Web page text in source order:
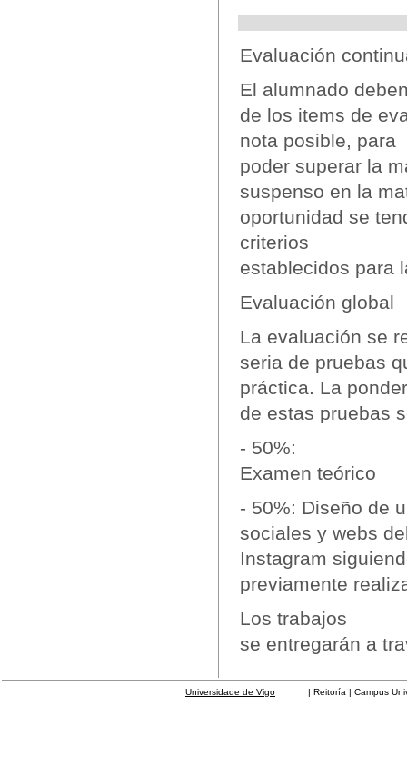
Evaluación
El alumnado
de los items de
nota posible, para
poder superar la
suspenso en la
oportunidad se
criterios
establecidos para
Evaluación global
La evaluación se
seria de pruebas
práctica. La
de estas pruebas
- 50%:
Examen teórico
- 50%: Diseño de
sociales y webs
Instagram
previamente
Los trabajos
se entregarán a
Universidade de Vigo | Reitoría | Campus